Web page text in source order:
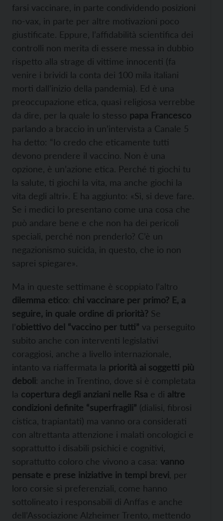
farsi vaccinare, in parte condividendo posizioni
no-vax, in parte per altre motivazioni poco
giustificate. Eppure, l’affidabilità scientifica dei
controlli non merita di essere messa in dubbio
rispetto alla strage di vittime innocenti (fa
venire i brividi la conta dei 100 mila italiani
morti dall’inizio della pandemia). Ed è una
preoccupazione etica, quasi religiosa verrebbe
da dire, per la quale lo stesso papa Francesco
parlando a braccio in un’intervista a Canale 5
ha detto: “Io credo che eticamente tutti
devono prendere il vaccino. Non è una
opzione, è un’azione etica. Perché ti giochi tu
la salute, ti giochi la vita, ma anche giochi la
vita degli altri». E ha aggiunto: «Sì, si deve fare.
Se i medici lo presentano come una cosa che
può andare bene e che non ha dei pericoli
speciali, perché non prenderlo? C’è un
negazionismo suicida, in questo, che io non
saprei spiegare».
Ma in queste settimane è scoppiato l’altro
dilemma etico: chi vaccinare per primo? E, a
seguire, in quale ordine di priorità? Se
l’obiettivo del “vaccino per tutti” va perseguito
subito anche con interventi legislativi
coraggiosi, anche a livello internazionale,
intanto va riaffermata la priorità ai soggetti più
deboli: anche in Trentino, dove si è completata
la copertura degli anziani nelle Rsa e di altre
condizioni definite “superfragili” (dialisi, fibrosi
cistica, trapiantati) ma vanno ora considerati
con altrettanta attenzione i malati oncologici e
soprattutto i disabili psichici e cognitivi,
soprattutto coloro che vivono a casa: vanno
pensate e prese iniziative in tempi brevi , per
loro corsie sì preferenziali, come hanno
sottolineato i responsabili di Anffas e anche
dell’Associazione Alzheimer Trento, mettendo